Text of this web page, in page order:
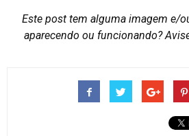
Este post tem alguma imagem e/
aparecendo ou funcionando?